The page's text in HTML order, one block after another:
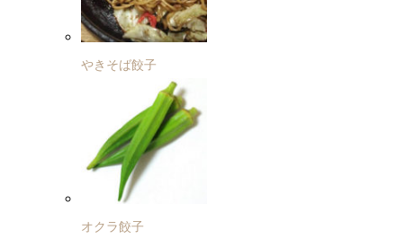
やきそば餃子
オクラ餃子